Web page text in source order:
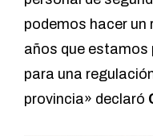
podemos hacer un
años que
para una
provincia» declaró